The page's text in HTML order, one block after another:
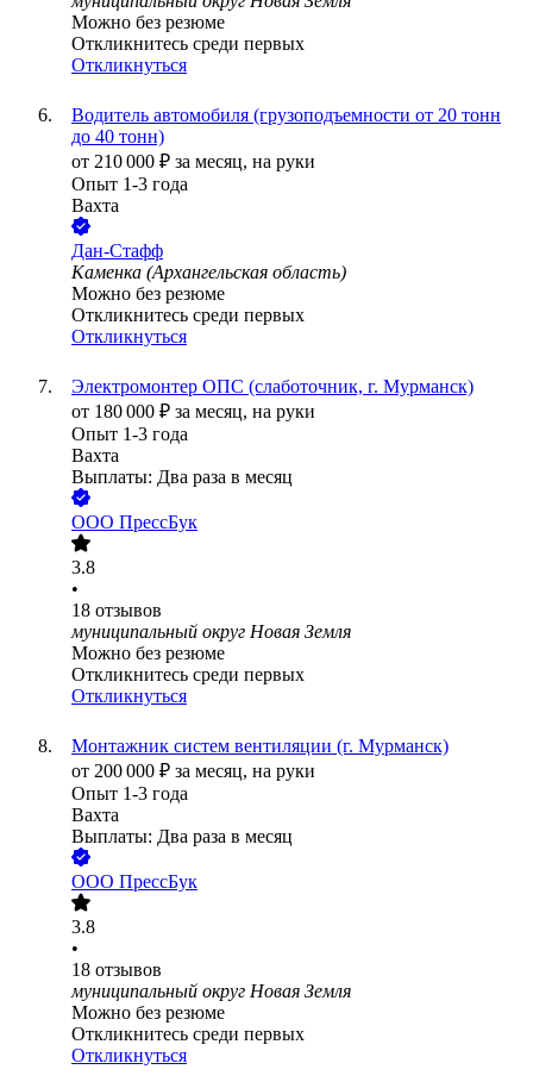
Можно без резюме
Откликнитесь среди первых
Откликнуться
Водитель автомобиля (грузоподъемности от 20 тонн
до 40 тонн)
от 210 000 ₽ за месяц, на руки
Опыт 1-3 года
Вахта
Дан-Стафф
Каменка (Архангельская область)
Можно без резюме
Откликнитесь среди первых
Откликнуться
Электромонтер ОПС (слаботочник, г. Мурманск)
от 180 000 ₽ за месяц, на руки
Опыт 1-3 года
Вахта
Выплаты: Два раза в месяц
ООО ПрессБук
3.8
•
18 отзывов
муниципальный округ Новая Земля
Можно без резюме
Откликнитесь среди первых
Откликнуться
Монтажник систем вентиляции (г. Мурманск)
от 200 000 ₽ за месяц, на руки
Опыт 1-3 года
Вахта
Выплаты: Два раза в месяц
ООО ПрессБук
3.8
•
18 отзывов
муниципальный округ Новая Земля
Можно без резюме
Откликнитесь среди первых
Откликнуться